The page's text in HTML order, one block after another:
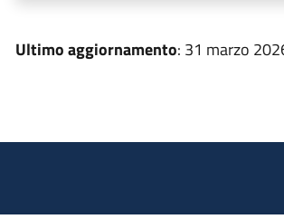
Ultimo aggiornamento: 31 marzo